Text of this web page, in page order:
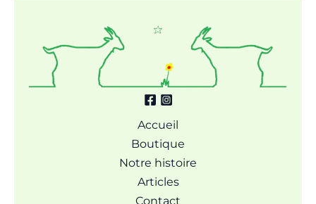
Accueil
Boutique
Notre histoire
Articles
Contact